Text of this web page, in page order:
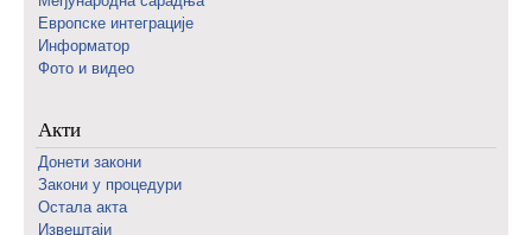
Европске интеграције
Информатор
Фото и видео
Акти
Донети закони
Закони у процедури
Остала акта
Извештаји